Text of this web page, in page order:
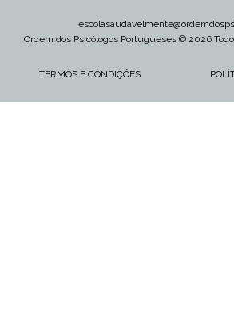
Ordem dos Psicólogos Portugueses © 2026
TERMOS E CONDIÇÕES